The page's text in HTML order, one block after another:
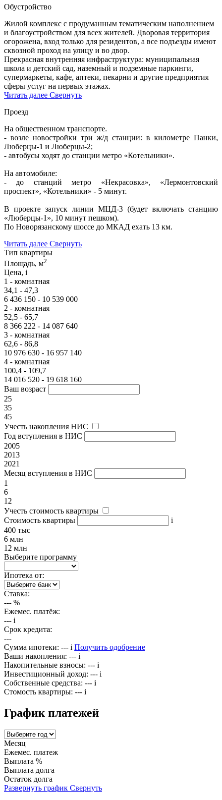
Обустройство
Жилой комплекс с продуманным тематическим наполнением
и благоустройством для всех жителей. Дворовая территория
огорожена, вход только для резидентов, а все подъезды имеют
сквозной проход на улицу и во двор.
Прекрасная внутренняя инфраструктура: муниципальная
школа и детский сад, наземный и подземные паркинги,
супермаркеты, кафе, аптеки, пекарни и другие предприятия
сферы услуг на первых этажах.
Читать далее Свернуть
Проезд
На общественном транспорте.
- возле новостройки три ж/д станции: в километре Панки,
Люберцы-1 и Люберцы-2;
- автобусы ходят до станции метро «Котельники».
На автомобиле:
- до станций метро «Некрасовка», «Лермонтовский
проспект», «Котельники» - 5 минут.
В проекте запуск линии МЦД-3 (будет включать станцию
«Люберцы-1», 10 минут пешком).
По Новорязанскому шоссе до МКАД ехать 13 км.
Читать далее Свернуть
Тип квартиры
Площадь, м2
Цена, i
1 - комнатная
34,1 - 47,3
6 436 150 - 10 539 000
2 - комнатная
52,5 - 65,7
8 366 222 - 14 087 640
3 - комнатная
62,6 - 86,8
10 976 630 - 16 957 140
4 - комнатная
100,4 - 109,7
14 016 520 - 19 618 160
Ваш возраст
25
35
45
Учесть накопления НИС
Год вступления в НИС
2005
2013
2021
Месяц вступления в НИС
1
6
12
Учесть стоимость квартиры
Стоимость квартиры
i
400 тыс
6 млн
12 млн
Выберите программу
Ипотека от:
Ставка:
--- %
Ежемес. платёж:
--- i
Срок кредита:
---
Сумма ипотеки: --- i Получить одобрение
Ваши накопления: --- i
Накопительные взносы: --- i
Инвестиционный доход: --- i
Собственные средства: --- i
Стомость квартиры: --- i
График платежей
Месяц
Ежемес. платеж
Выплата %
Выплата долга
Остаток долга
Развернуть график Свернуть